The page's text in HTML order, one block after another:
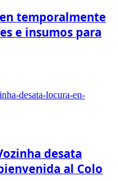
temporalmente
e insumos para
desata
al Colo